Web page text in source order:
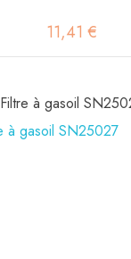
11,41 €
Filtre à gasoil